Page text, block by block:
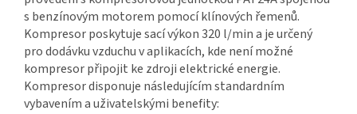
s benzínovým motorem pomocí klínových řemenů.
Kompresor poskytuje sací výkon 320 l/min a je určený
pro dodávku vzduchu v aplikacích, kde není možné
kompresor připojit ke zdroji elektrické energie.
Kompresor disponuje následujícím standardním
vybavením a uživatelskými benefity: